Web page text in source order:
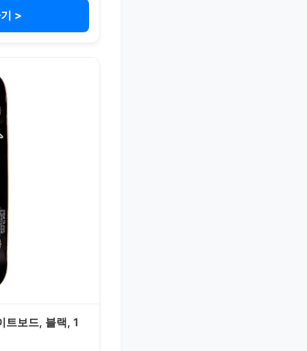
>
트보드, 블랙, 1